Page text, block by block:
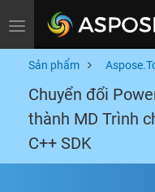
Toggle navigation
Sản phẩm
Chuyển đổi
thành MD Trình
C++ SDK